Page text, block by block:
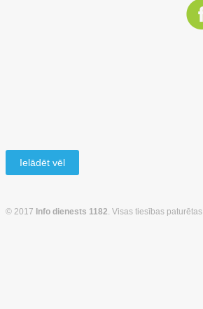
Ielādēt vēl
© 2017 Info dienests 1182 . Visas tiesības paturētas.